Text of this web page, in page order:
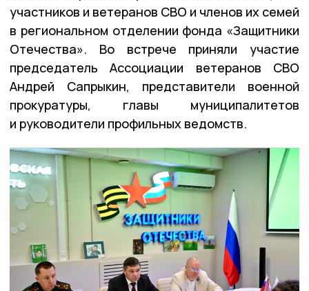
участников и ветеранов СВО и членов их семей
в региональном отделении фонда «Защитники
Отечества». Во встрече приняли участие
председатель Ассоциации ветеранов СВО
Андрей Сапрыкин, представители военной
прокуратуры, главы муниципалитетов
и руководители профильных ведомств.